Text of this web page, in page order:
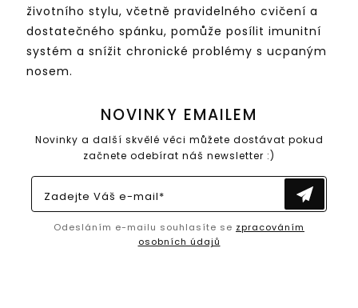
životního stylu, včetně pravidelného cvičení a
dostatečného spánku, pomůže posílit imunitní
systém a snížit chronické problémy s ucpaným
nosem.
NOVINKY EMAILEM
Novinky a další skvělé věci můžete dostávat pokud
začnete odebírat náš newsletter :)
Zadejte Váš e-mail*
Odesláním e-mailu souhlasíte se zpracováním
osobních údajů